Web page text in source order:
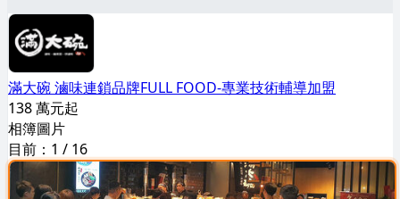
滿大碗 滷味連鎖品牌FULL FOOD-專業技術輔導加盟
138 萬元起
相簿圖片
目前： 1 / 16